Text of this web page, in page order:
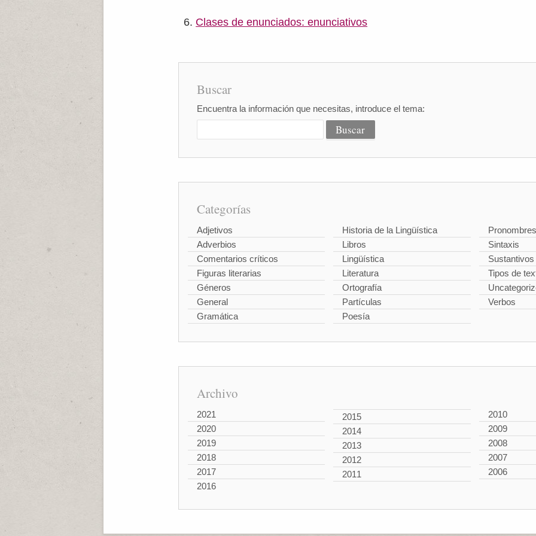
Clases de enunciados: enunciativos
Buscar
Encuentra la información que necesitas, introduce el tema:
Categorías
Adjetivos
Adverbios
Comentarios críticos
Figuras literarias
Géneros
General
Gramática
Historia de la Lingüística
Libros
Lingüística
Literatura
Ortografía
Partículas
Poesía
Pronombres
Sintaxis
Sustantivos
Tipos de
Verbos
Archivo
2021
2020
2019
2018
2017
2016
2015
2014
2013
2012
2011
2010
2009
2008
2007
2006